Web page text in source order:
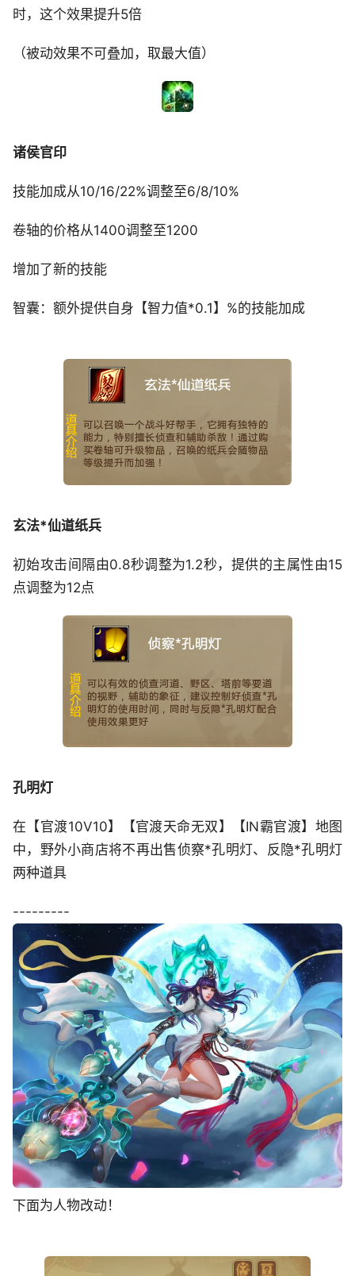
时，这个效果提升5倍
（被动效果不可叠加，取最大值）
诸侯官印
技能加成从10/16/22%调整至6/8/10%
卷轴的价格从1400调整至1200
增加了新的技能
智囊：额外提供自身【智力值*0.1】%的技能加成
玄法*仙道纸兵
初始攻击间隔由0.8秒调整为1.2秒，提供的主属性由15
点调整为12点
孔明灯
在【官渡10V10】【官渡天命无双】【IN霸官渡】地图
中，野外小商店将不再出售侦察*孔明灯、反隐*孔明灯
两种道具
---------
下面为人物改动！